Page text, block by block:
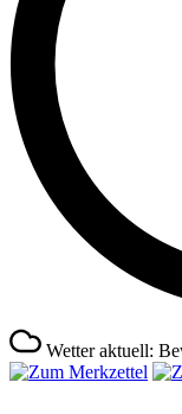
Wetter aktuell: